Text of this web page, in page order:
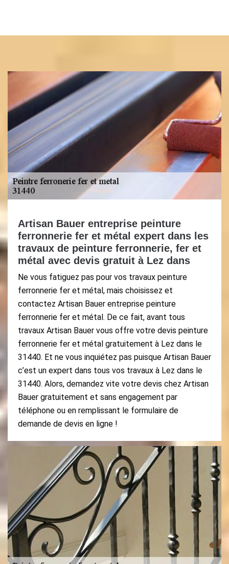
Artisan Bauer entreprise peinture
ferronnerie fer et métal expert dans les
travaux de peinture ferronnerie, fer et
métal avec devis gratuit à Lez dans
Ne vous fatiguez pas pour vos travaux peinture
ferronnerie fer et métal, mais choisissez et
contactez Artisan Bauer entreprise peinture
ferronnerie fer et métal. De ce fait, avant tous
travaux Artisan Bauer vous offre votre devis peinture
ferronnerie fer et métal gratuitement à Lez dans le
31440. Et ne vous inquiétez pas puisque Artisan Bauer
c’est un expert dans tous vos travaux à Lez dans le
31440. Alors, demandez vite votre devis chez Artisan
Bauer gratuitement et sans engagement par
téléphone ou en remplissant le formulaire de
demande de devis en ligne !